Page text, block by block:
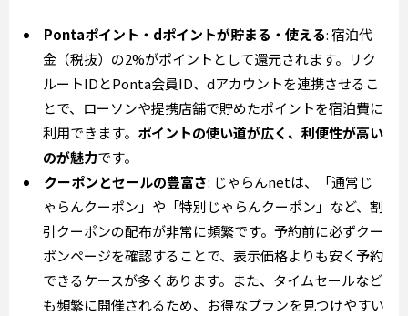
Pontaポイント・dポイントが貯まる・使える: 宿泊代
金（税抜）の2%がポイントとして還元されます。リク
ルートIDとPonta会員ID、dアカウントを連携させるこ
とで、ローソンや提携店舗で貯めたポイントを宿泊費に
利用できます。 ポイントの使い道が広く、利便性が高い
のが魅力です。
クーポンとセールの豊富さ: じゃらんnetは、「通常じ
ゃらんクーポン」や「特別じゃらんクーポン」など、割
引クーポンの配布が非常に頻繁です。予約前に必ずクー
ポンページを確認することで、表示価格よりも安く予約
できるケースが多くあります。また、タイムセールなど
も頻繁に開催されるため、お得なプランを見つけやすい